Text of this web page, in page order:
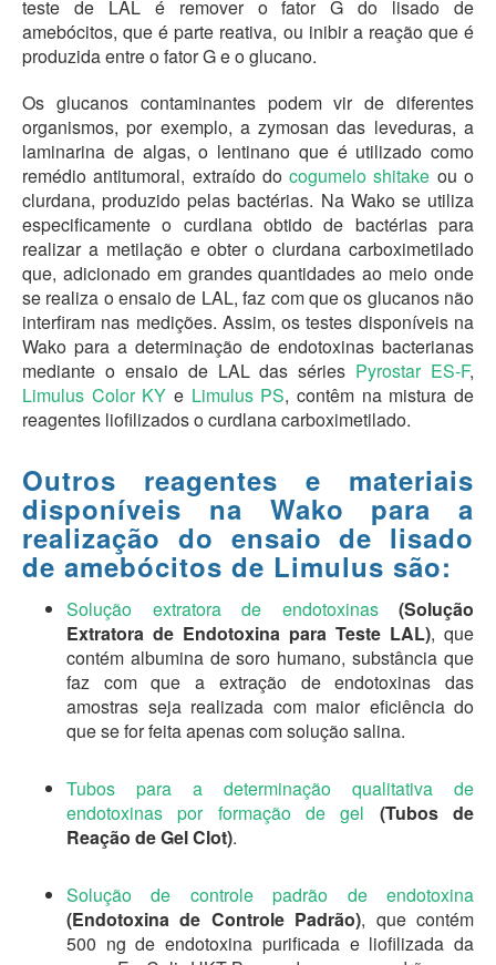
teste de LAL é remover o fator G do lisado de
amebócitos, que é parte reativa, ou inibir a reação que é
produzida entre o fator G e o glucano.
Os glucanos contaminantes podem vir de diferentes
organismos, por exemplo, a zymosan das leveduras, a
laminarina de algas, o lentinano que é utilizado como
remédio antitumoral, extraído docogumelo shitake ou o
clurdana, produzido pelas bactérias. Na Wako se utiliza
especificamente o curdlana obtido de bactérias para
realizar a metilação e obter o clurdana carboximetilado
que, adicionado em grandes quantidades ao meio onde
se realiza o ensaio de LAL, faz com que os glucanos não
interfiram nas medições. Assim, os testes disponíveis na
Wako para a determinação de endotoxinas bacterianas
mediante o ensaio de LAL das séries Pyrostar ES-F,
Limulus Color KY e Limulus PS, contêm na mistura de
reagentes liofilizados o curdlana carboximetilado.
Outros reagentes e materiais
disponíveis na Wako para a
realização do ensaio de lisado
de amebócitos de Limulus são:
Solução extratora de endotoxinas
(Solução
Extratora de Endotoxina para Teste LAL), que
contém albumina de soro humano, substância que
faz com que a extração de endotoxinas das
amostras seja realizada com maior eficiência do
que se for feita apenas com solução salina.
Tubos para a determinação qualitativa de
endotoxinas por formação de gel
(Tubos de
Reação de Gel Clot).
Solução de controle padrão de endotoxina
(Endotoxina de Controle Padrão), que contém
500 ng de endotoxina purificada e liofilizada da